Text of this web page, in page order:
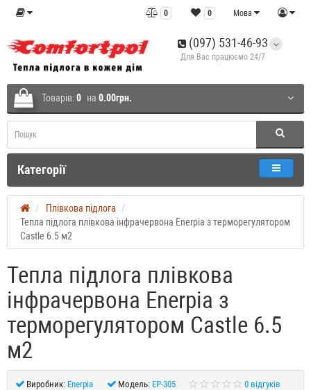
Мова
0
0
(097) 531-46-93
Для Вас працюємо 24/7
Товарів:0 на 0.00грн.
Категорії
Плівкова підлога
Тепла підлога плівкова інфрачервона Enerpia з терморегулятором
Castle 6.5 м2
Тепла підлога плівкова
інфрачервона Enerpia з
терморегулятором Castle 6.5
м2
Виробник: Enerpia Модель: EP-305 0 відгуків